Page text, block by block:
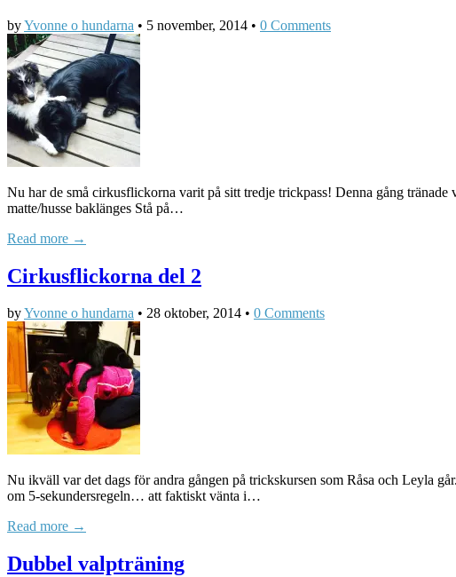
byYvonne o hundarna • 5 november, 2014 • 0 Comments
Nu har de små cirkusflickorna varit på sitt tredje trickpass! Denna gång
matte/husse baklänges Stå på…
Read more →
Cirkusflickorna del 2
byYvonne o hundarna • 28 oktober, 2014 • 0 Comments
Nu ikväll var det dags för andra gången på trickskursen som Råsa och Leyla
om 5-sekundersregeln… att faktiskt vänta i…
Read more →
Dubbel valpträning